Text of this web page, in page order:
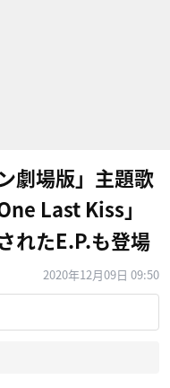
劇場版」主題歌
Last Kiss」
れたE.P.も登場
2020年12月09日 09:50